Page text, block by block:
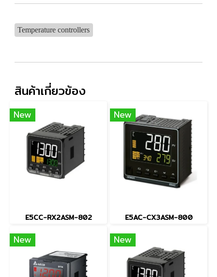
Temperature controllers
สินค้าเกี่ยวข้อง
New
E5CC-RX2ASM-802
New
E5AC-CX3ASM-800
New New